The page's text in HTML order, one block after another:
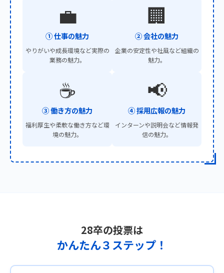
💼
① 仕事の魅力
やりがいや成長環境など実際の
業務の魅力。
🏢
② 会社の魅力
企業の安定性や社風など組織の
魅力。
☕
③ 働き方の魅力
福利厚生や柔軟な働き方など環
境の魅力。
📢
④ 採用広報の魅力
インターンや説明会など情報発
信の魅力。
28卒の投票は
かんたん３ステップ！